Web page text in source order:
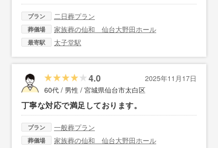
プラン 二日葬プラン
葬儀場 家族葬の仙和 仙台大野田ホール
最寄駅 太子堂駅
4.0
2025年11月17日
60代 / 男性 / 宮城県仙台市太白区
丁寧な対応で満足しております。
プラン 一般葬プラン
葬儀場 家族葬の仙和 仙台大野田ホール